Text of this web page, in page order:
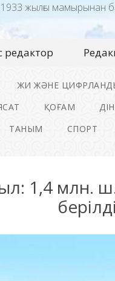
1933 жылғы мамырынан
редактор
ЖИ ЖӘНЕ
ҚОҒАМ
ТАНЫМ СПОРТ
1,4 млн.
берілді